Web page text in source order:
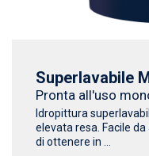
Superlavabile
Pronta all'uso
Idropittura
elevata resa. Facile
di ottenere in ...